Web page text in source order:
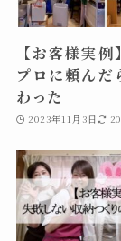
【お客様実
プロに頼んだ
わった
2023年11月3日